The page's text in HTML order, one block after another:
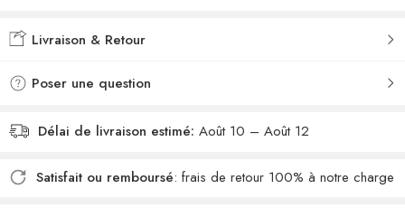
Ajouté à la liste de
Livraison & Retour
Poser une question
Délai de livraison estimé: Août 10 – Août 12
Satisfait ou remboursé: frais de retour 100% à notre charge